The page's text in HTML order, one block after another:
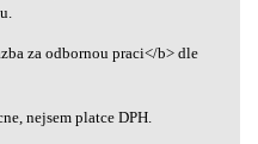
za odbornou praci</b> dle
nejsem platce DPH.